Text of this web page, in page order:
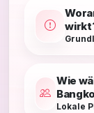
Wie
Lokale